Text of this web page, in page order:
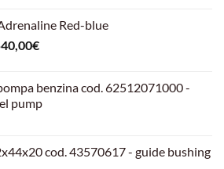
Red-blue
€Il
è:
540,00€.
benzina cod. 62512071000 -
pump
cod. 43570617 - guide bushing